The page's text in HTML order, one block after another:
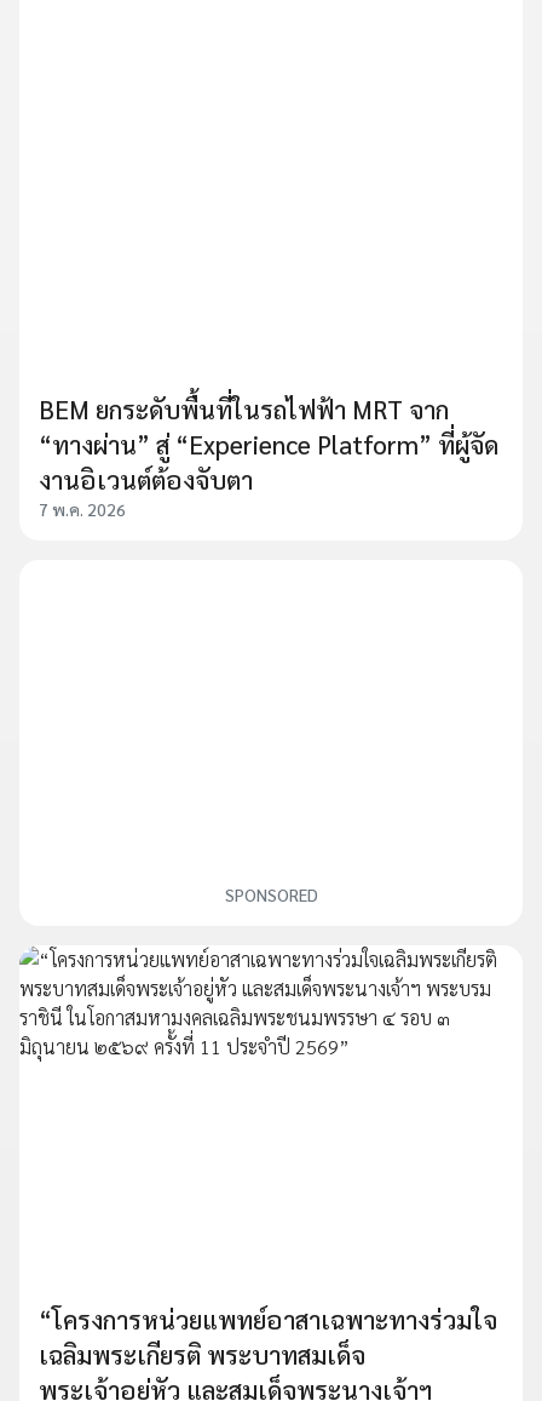
BEM ยกระดับพื้นที่ในรถไฟฟ้า MRT จาก
“ทางผ่าน” สู่ “Experience Platform” ที่ผู้จัด
งานอิเวนต์ต้องจับตา
7 พ.ค. 2026
SPONSORED
“โครงการหน่วยแพทย์อาสาเฉพาะทางร่วมใจ
เฉลิมพระเกียรติ พระบาทสมเด็จ
พระเจ้าอยู่หัว และสมเด็จพระนางเจ้าฯ